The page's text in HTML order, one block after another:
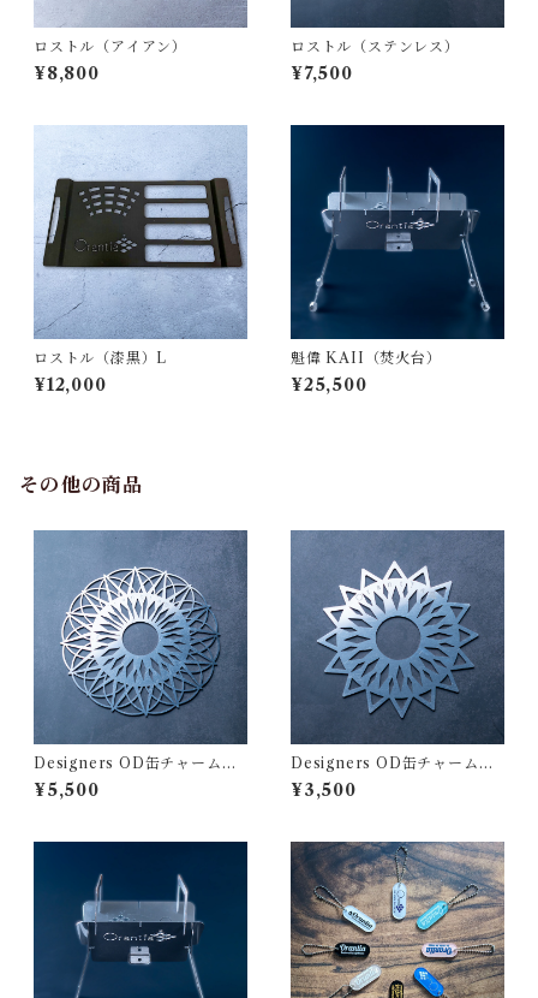
ロストル（アイアン）
¥8,800
ロストル（ステンレス）
¥7,500
ロストル（漆黒）L
¥12,000
魁偉 KAII（焚火台）
¥25,500
その他の商品
Designers OD缶チャーム
（花…HANA）
¥5,500
Designers OD缶チャーム
（空…SORA）
¥3,500